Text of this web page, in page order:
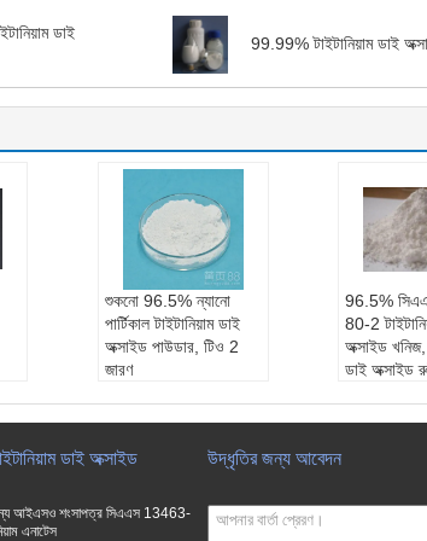
ডাই
99.99% টাইটানিয়াম ডাই
শুকনো 96.5% ন্যানো
পার্টিকাল টাইটানিয়াম ডাই
অক্সাইড পাউডার, টিও 2
জারণ
বিশুদ্ধতা:
96.5%
96.5%
80-2
অক্সাইড খনিজ,
ডাই অক্সাইড
ডাই অক্সাইড
জন্য আইএসও শংসাপত্র সিএএস 13463-
এনাটেস
উদ্ধৃতির জন্য আবেদন